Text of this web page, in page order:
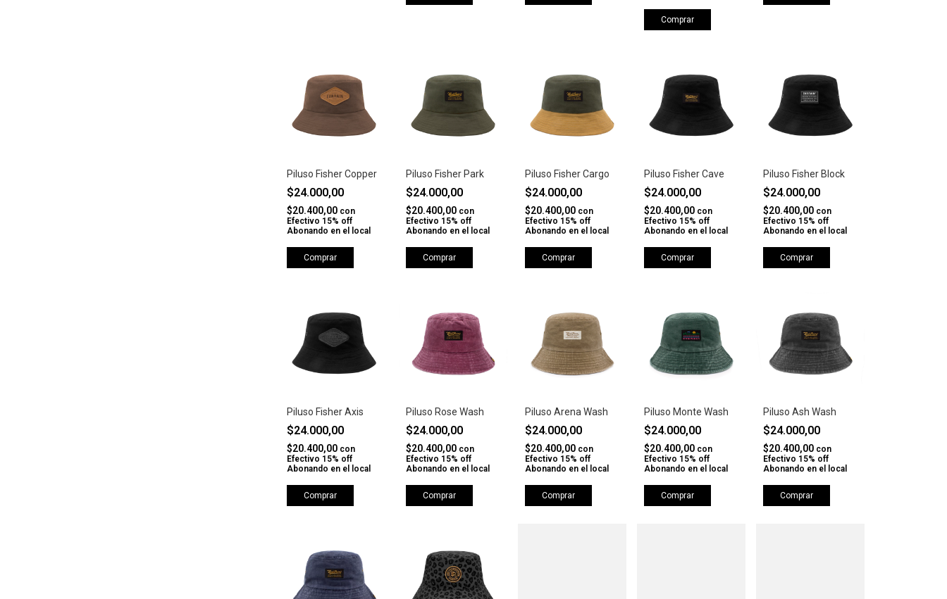
Comprar
Piluso Fisher Copper
$24.000,00
$20.400,00 con
Efectivo 15% off
Abonando en el local
Comprar
Piluso Fisher Park
$24.000,00
$20.400,00 con
Efectivo 15% off
Abonando en el local
Comprar
Piluso Fisher Cargo
$24.000,00
$20.400,00 con
Efectivo 15% off
Abonando en el local
Comprar
Piluso Fisher Cave
$24.000,00
$20.400,00 con
Efectivo 15% off
Abonando en el local
Comprar
Piluso Fisher Block
$24.000,00
$20.400,00 con
Efectivo 15% off
Abonando en el local
Comprar
Piluso Fisher Axis
$24.000,00
$20.400,00 con
Efectivo 15% off
Abonando en el local
Comprar
Piluso Rose Wash
$24.000,00
$20.400,00 con
Efectivo 15% off
Abonando en el local
Comprar
Piluso Arena Wash
$24.000,00
$20.400,00 con
Efectivo 15% off
Abonando en el local
Comprar
Piluso Monte Wash
$24.000,00
$20.400,00 con
Efectivo 15% off
Abonando en el local
Comprar
Piluso Ash Wash
$24.000,00
$20.400,00 con
Efectivo 15% off
Abonando en el local
Comprar